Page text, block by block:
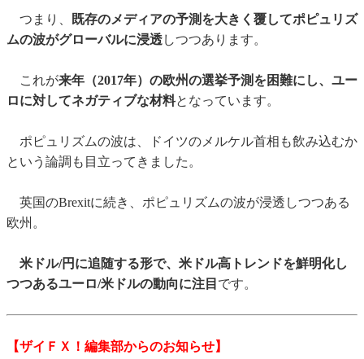
つまり、
既存のメディアの予測を大きく覆してポピュリズ
ムの波がグローバルに浸透しつつあります。
これが来年（2017年）の欧州の選挙予測を困難にし、ユー
ロに対してネガティブな材料となっています。
ポピュリズムの波は、ドイツのメルケル首相も飲み込むか
という論調も目立ってきました。
英国のBrexitに続き、ポピュリズムの波が浸透しつつある
欧州。
米ドル/円に追随する形で、米ドル高トレンドを鮮明化し
つつあるユーロ/米ドルの動向に注目 です。
【ザイＦＸ！編集部からのお知らせ】